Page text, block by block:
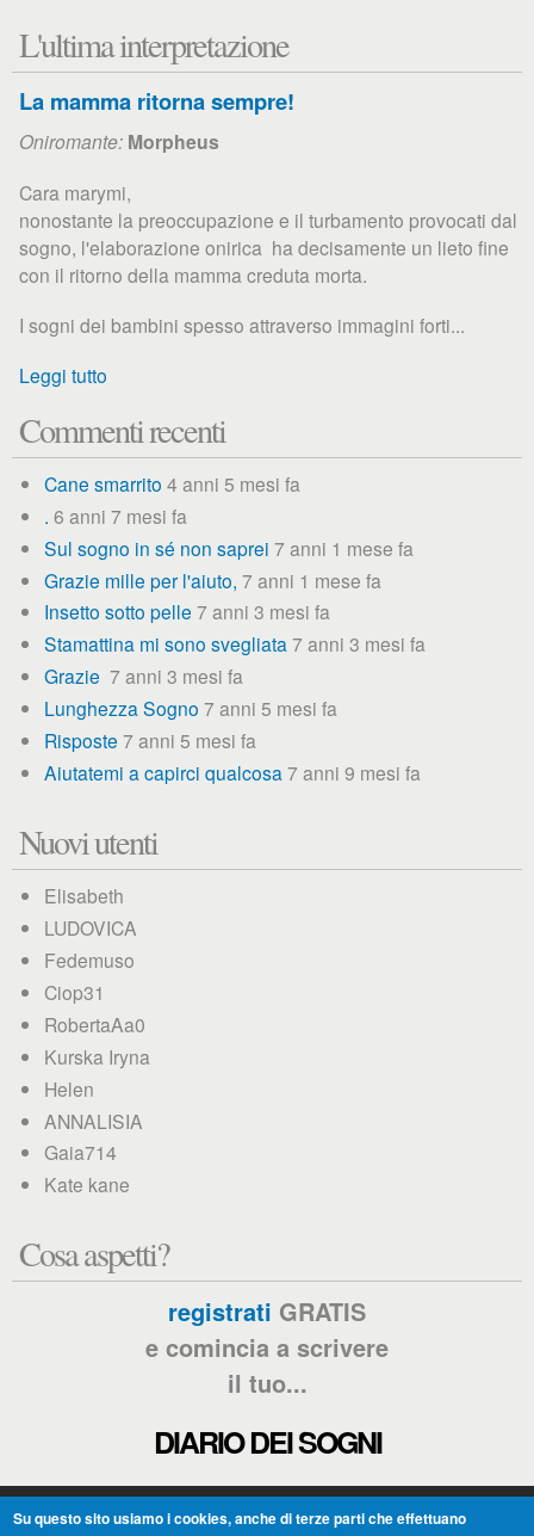
L'ultima interpretazione
La mamma ritorna sempre!
Oniromante: Morpheus
Cara marymi,
nonostante la preoccupazione e il turbamento provocati dal
sogno, l'elaborazione onirica ha decisamente un lieto fine
con il ritorno della mamma creduta morta.
I sogni dei bambini spesso attraverso immagini forti...
Leggi tutto
Commenti recenti
Cane smarrito 4 anni 5 mesi fa
. 6 anni 7 mesi fa
Sul sogno in sé non saprei 7 anni 1 mese fa
Grazie mille per l'aiuto, 7 anni 1 mese fa
Insetto sotto pelle 7 anni 3 mesi fa
Stamattina mi sono svegliata7 anni 3 mesi fa
Grazie 7 anni 3 mesi fa
Lunghezza Sogno 7 anni 5 mesi fa
Risposte 7 anni 5 mesi fa
Aiutatemi a capirci qualcosa7 anni 9 mesi fa
Nuovi utenti
Elisabeth
LUDOVICA
Fedemuso
Ciop31
RobertaAa0
Kurska Iryna
Helen
ANNALISIA
Gaia714
Kate kane
Cosa aspetti?
registrati GRATIS
e comincia a scrivere
il tuo...
DIARIO DEI SOGNI
Su questo sito usiamo i cookies, anche di terze parti che effettuano